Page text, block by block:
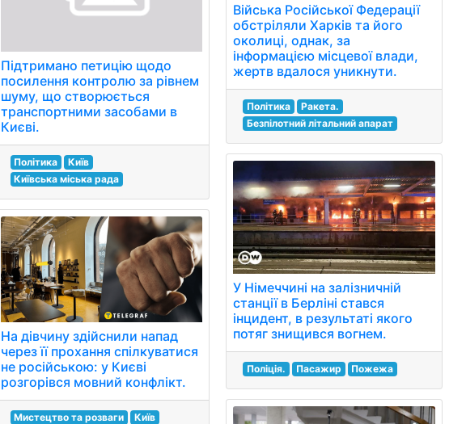
Підтримано петицію щодо
посилення контролю за рівнем
шуму, що створюється
транспортними засобами в
Києві.
Політика
Київ
Київська міська рада
На дівчину здійснили напад
через її прохання спілкуватися
не російською: у Києві
розгорівся мовний конфлікт.
Мистецтво та розваги
Київ
Війська Російської Федерації
обстріляли Харків та його
околиці, однак, за
інформацією місцевої влади,
жертв вдалося уникнути.
Політика
Ракета.
Безпілотний літальний апарат
У Німеччині на залізничній
станції в Берліні стався
інцидент, в результаті якого
потяг знищився вогнем.
Поліція. Пасажир Пожежа